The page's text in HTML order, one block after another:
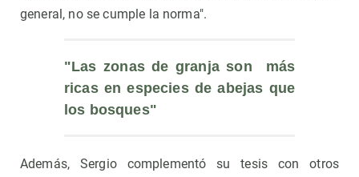
general, no se cumple la norma".
"Las zonas de granja son  más
ricas en especies de abejas que
los bosques"
Además, Sergio complementó su tesis con otros